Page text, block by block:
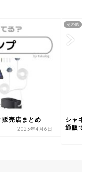
売店まとめ
2023年4月6日
その他
シャネ
通販で